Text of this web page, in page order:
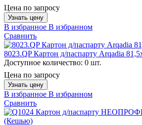
Цена по запросу
Узнать цену
В избранное В избранном
Сравнить
8023.QP Картон д/паспарту Arqadia
Доступное количество: 0 шт.
Цена по запросу
Узнать цену
В избранное В избранном
Сравнить